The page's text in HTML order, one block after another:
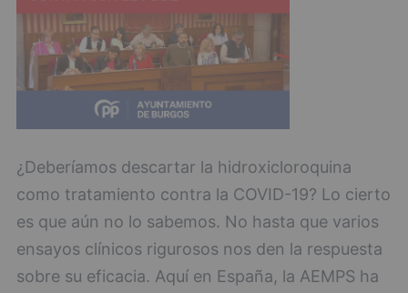
¿Deberíamos descartar la hidroxicloroquina
como tratamiento contra la COVID-19? Lo cierto
es que aún no lo sabemos. No hasta que varios
ensayos clínicos rigurosos nos den la respuesta
sobre su eficacia. Aquí en España, la AEMPS ha